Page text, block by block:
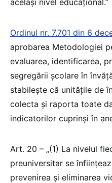
Ordinul nr. 7.701 din 6
aprobarea Metodologiei
evaluarea, identificarea,
segregării școlare în
stabilește că unitățile de
colecta și raporta toate
indicatorilor cuprinși în
Art. 20 – „(1) La nivelul
preuniversitar se
prevenirea şi eliminarea